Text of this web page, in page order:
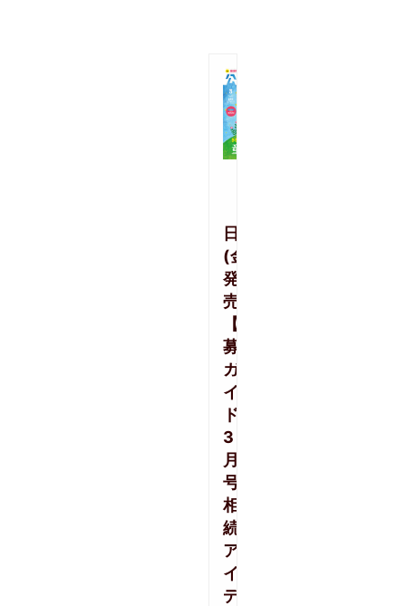
日
(金)
発
売
【公
募
ガ
イ
ド
3
月
号】
相
続
ア
イ
デ